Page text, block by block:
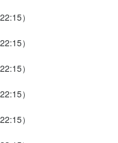
さっぱりポン酢が絡む絶
いた関西風味生地に大き...
）
）
）
）
）